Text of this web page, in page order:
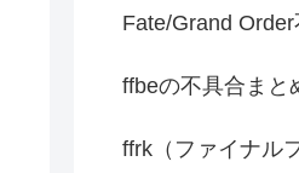
Fate/Grand
ffbeの不具合まと
ffrk（ファイナル